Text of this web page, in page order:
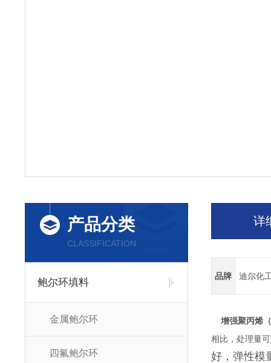
产品分类
CLASSIFICATION
鲍尔环填料
金属鲍尔环
四氟鲍尔环
详
品牌 迪尔化
增强聚丙烯
相比，处理量
好，弹性模